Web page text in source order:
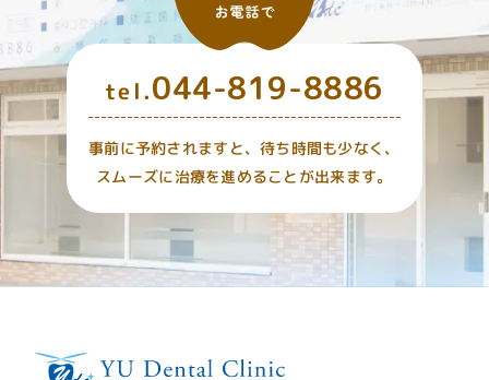
tel.044-819-8886
事前に予約されますと、待ち時間も少なく、
スムーズに治療を進めることが出来ます。